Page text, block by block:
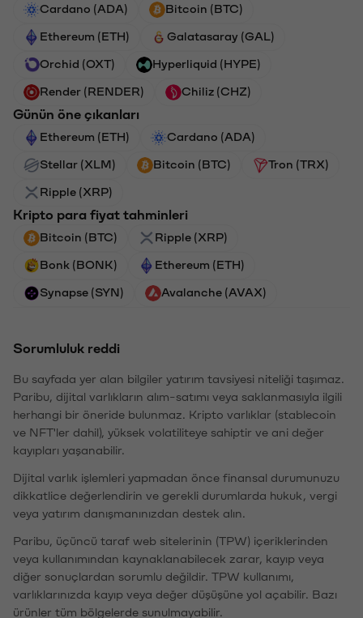
Cardano (ADA) Bitcoin (BTC)
Ethereum (ETH) Galatasaray (GAL)
Orchid (OXT) Hyperliquid (HYPE)
Render (RENDER) Chiliz (CHZ)
Günün öne çıkanları
Ethereum (ETH) Cardano (ADA)
Stellar (XLM) Bitcoin (BTC) Tron (TRX)
Ripple (XRP)
Kripto para fiyat tahminleri
Bitcoin (BTC) Ripple (XRP)
Bonk (BONK) Ethereum (ETH)
Synapse (SYN) Avalanche (AVAX)
Sorumluluk reddi
Bu sayfada yer alan bilgiler yatırım tavsiyesi niteliği taşımaz.
Paribu, dijital varlıkların alım-satımı veya saklanmasıyla ilgili
herhangi bir öneride bulunmaz. Kripto varlıklar (stablecoin
ve NFT'ler dahil), yüksek volatiliteye sahiptir ve ani değer
kayıpları yaşanabilir.
Dijital varlık işlemleri yapmadan önce finansal durumunuzu
dikkatlice değerlendirin ve gerekli durumlarda hukuk, vergi
veya yatırım danışmanınızdan destek alın.
Paribu, üçüncü taraf web sitelerinin (TPW) içeriklerinden
veya kullanımından kaynaklanabilecek zarar, kayıp veya
diğer sonuçlardan sorumlu değildir. TPW kullanımı,
varlıklarınızda kayıp veya değer düşüşüne yol açabilir. Bazı
ürünler tüm bölgelerde sunulmayabilir.